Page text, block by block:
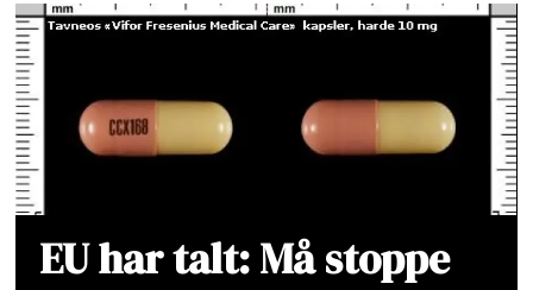
EU har talt: Må stoppe